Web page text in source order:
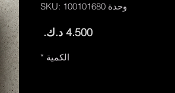
وحدة SKU: 100101680
السعر
الكمية *